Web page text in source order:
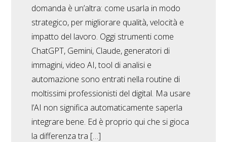
domanda è un’altra: come usarla in modo
strategico, per migliorare qualità, velocità e
impatto del lavoro. Oggi strumenti come
ChatGPT, Gemini, Claude, generatori di
immagini, video AI, tool di analisi e
automazione sono entrati nella routine di
moltissimi professionisti del digital. Ma usare
l’AI non significa automaticamente saperla
integrare bene. Ed è proprio qui che si gioca
la differenza tra […]